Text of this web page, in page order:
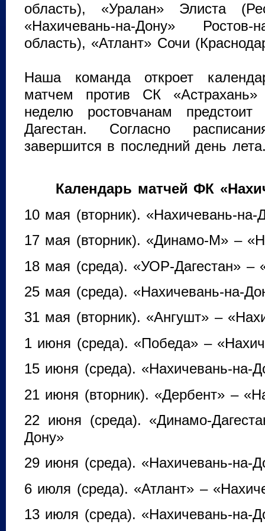
область), «Уралан» Элиста
«Нахичевань-на-Дону» Ростов-
область), «Атлант» Сочи
Наша команда откроет
матчем против СК
неделю ростовчанам
Дагестан. Согласно
завершится в последний день
Календарь матчей ФК
10 мая (вторник). «Нахичевань-на-
17 мая (вторник). «Динамо-М» –
18 мая (среда). «УОР-Дагестан» –
25 мая (среда). «Нахичевань-на-
31 мая (вторник). «Ангушт» –
1 июня (среда). «Победа» –
15 июня (среда). «Нахичевань-на-
21 июня (вторник). «Дербент» –
22 июня (среда). «Динамо-
Дону»
29 июня (среда). «Нахичевань-на-
6 июля (среда). «Атлант» –
13 июля (среда). «Нахичевань-на-